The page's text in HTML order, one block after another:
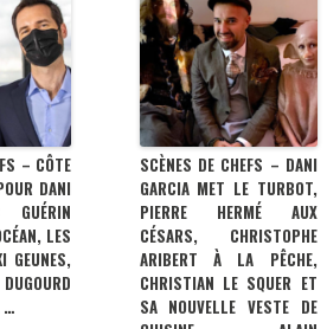
– CÔTE
DANI
GUÉRIN
LES
GEUNES,
…
SCÈNES DE CHEFS – DANI
GARCIA MET LE TURBOT,
PIERRE HERMÉ AUX
CÉSARS, CHRISTOPHE
ARIBERT À LA PÊCHE,
CHRISTIAN LE SQUER ET
SA NOUVELLE VESTE DE